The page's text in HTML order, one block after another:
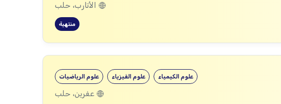
الأتارب، حلب
منتهية
علوم الرياضيات علوم الفيزياء علوم الكيمياء
عفرين، حلب